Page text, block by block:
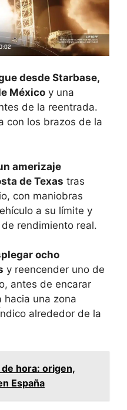
desde Starbase,
México y una
de la reentrada.
con los brazos de la
amerizaje
de Texas tras
con maniobras
a su límite y
rendimiento real.
ocho
y reencender uno de
antes de encarar
hacia una zona
alrededor de la
hora: origen,
España